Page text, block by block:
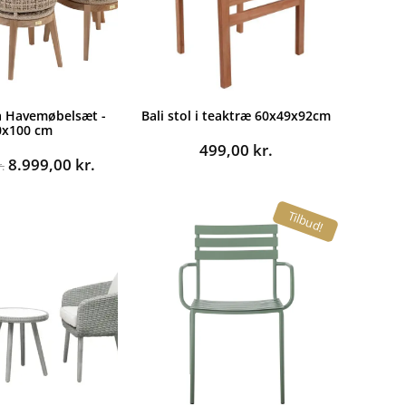
Havemøbelsæt -
cm
Den
8.999,00 kr.
Bali stol i teaktræ 60x49x92cm
499,00 kr.
Tilbud!